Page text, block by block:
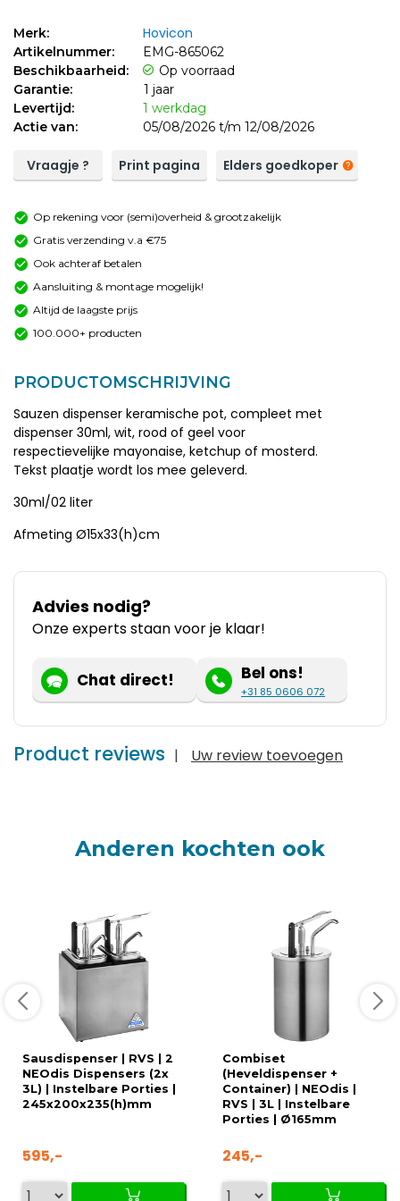
Merk: Hovicon
Artikelnummer:
EMG-865062
Beschikbaarheid:
Op voorraad
Garantie:
1 jaar
Levertijd:
1 werkdag
Actie van:
05/08/2026 t/m 12/08/2026
Vraagje ? Print pagina Elders goedkoper
Op rekening voor (semi)overheid & grootzakelijk
Gratis verzending v.a €75
Ook achteraf betalen
Aansluiting & montage mogelijk!
Altijd de laagste prijs
100.000+ producten
PRODUCTOMSCHRIJVING
Sauzen dispenser keramische pot, compleet met
dispenser 30ml, wit, rood of geel voor
respectievelijke mayonaise, ketchup of mosterd.
Tekst plaatje wordt los mee geleverd.
30ml/02 liter
Afmeting Ø15x33(h)cm
Advies nodig?
Onze experts staan voor je klaar!
Chat direct! Bel ons!
+31 85 0606 072
Product reviews | Uw review toevoegen
Anderen kochten ook
Sausdispenser | RVS | 2
NEOdis Dispensers (2x
3L) | Instelbare Porties |
245x200x235(h)mm
595,-
Combiset
(Heveldispenser +
Container) | NEOdis |
RVS | 3L | Instelbare
Porties | Ø165mm
245,-